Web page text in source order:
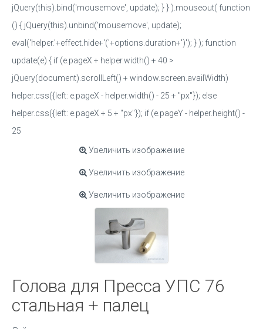
jQuery(this).bind('mousemove', update); } } ).mouseout( function
() { jQuery(this).unbind('mousemove', update);
eval('helper.'+effect.hide+'('+options.duration+')'); } ); function
update(e) { if (e.pageX + helper.width() + 40 >
jQuery(document).scrollLeft() + window.screen.availWidth)
helper.css({left: e.pageX - helper.width() - 25 + "px"}); else
helper.css({left: e.pageX + 5 + "px"}); if (e.pageY - helper.height() -
25
Увеличить изображение
Увеличить изображение
Увеличить изображение
Голова для Пресса УПС 76
стальная + палец